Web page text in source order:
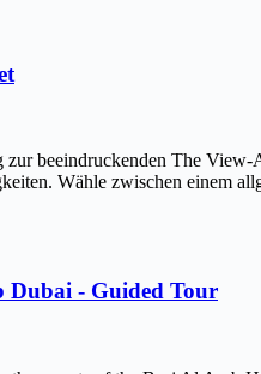
beeindruckenden The
Wähle zwischen einem
Dubai - Guided Tour